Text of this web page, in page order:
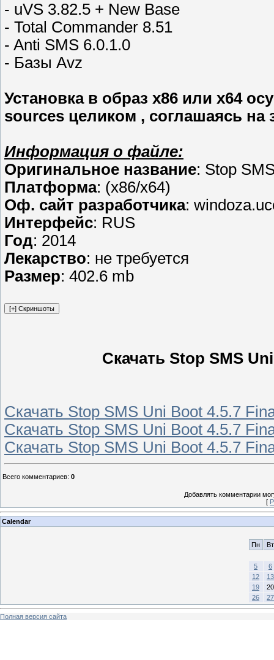
- uVS 3.82.5 + New Base
- Total Commander 8.51
- Anti SMS 6.0.1.0
- Базы Avz
Установка в образ х86 или х64
sources целиком , соглашаясь на
Информация о файле:
Оригинальное название: Stop
Платформа: (x86/x64)
Оф. сайт разработчика:
Интерфейс: RUS
Год: 2014
Лекарство: не требуется
Размер: 402.6 mb
Скачать Stop SMS
Скачать Stop SMS Uni Boot 4.5.7
Скачать Stop SMS Uni Boot 4.5.7
Скачать Stop SMS Uni Boot 4.5.7
Всего комментариев: 0
Добавлять комментарии
[
Calendar
Пн Вт
5
6
12
13
19
20
26
27
Полная версия сайта